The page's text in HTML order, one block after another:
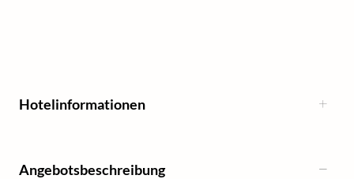
Hotelinformationen
Angebotsbeschreibung